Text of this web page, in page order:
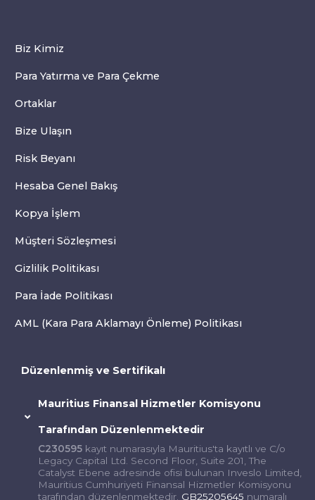
Biz Kimiz
Para Yatırma ve Para Çekme
Ortaklar
Bize Ulaşın
Risk Beyanı
Hesaba Genel Bakış
Kopya İşlem
Müşteri Sözleşmesi
Gizlilik Politikası
Para İade Politikası
AML (Kara Para Aklamayı Önleme) Politikası
Düzenlenmiş ve Sertifikalı
Mauritius Finansal Hizmetler Komisyonu
Tarafından Düzenlenmektedir
C230595 kayıt numarasıyla Mauritius'ta kayıtlı ve C/o
Legacy Capital Ltd. Second Floor, Suite 201, The
Catalyst Ebene adresinde ofisi bulunan Inveslo Limited,
Mauritius Cumhuriyeti Finansal Hizmetler Komisyonu
tarafından düzenlenmektedir. GB25205645 numaralı